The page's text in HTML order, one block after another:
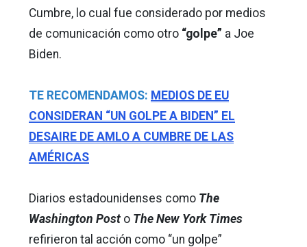
Cumbre, lo cual fue considerado por medios
de comunicación como otro “golpe” a Joe
Biden.
TE RECOMENDAMOS: MEDIOS DE EU
CONSIDERAN “UN GOLPE A BIDEN” EL
DESAIRE DE AMLO A CUMBRE DE LAS
AMÉRICAS
Diarios estadounidenses como The
Washington Post o The New York Times
refirieron tal acción como “un golpe”